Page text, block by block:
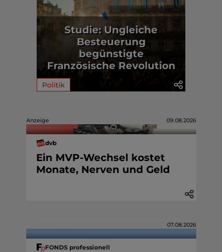
Studie: Ungleiche
Besteuerung
begünstigte
Französische Revolution
Politik
Anzeige 09.08.2026
dvb
Ein MVP-Wechsel kostet
Monate, Nerven und Geld
07.08.2026
FONDS professionell